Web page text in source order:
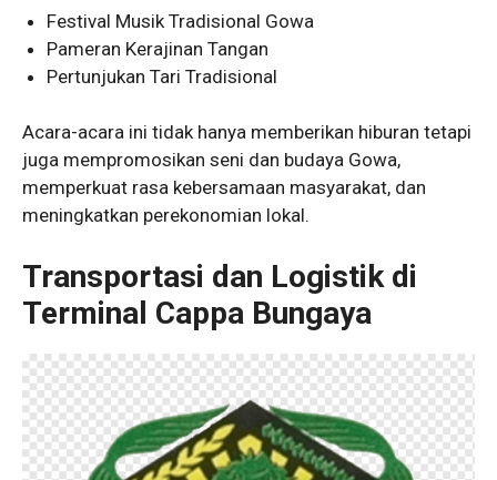
Festival Musik Tradisional Gowa
Pameran Kerajinan Tangan
Pertunjukan Tari Tradisional
Acara-acara ini tidak hanya memberikan hiburan tetapi
juga mempromosikan seni dan budaya Gowa,
memperkuat rasa kebersamaan masyarakat, dan
meningkatkan perekonomian lokal.
Transportasi dan Logistik di
Terminal Cappa Bungaya